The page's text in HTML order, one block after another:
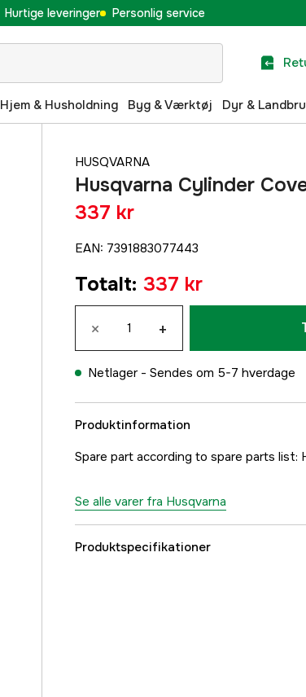
Hurtige leveringer Personlig service
Hjem & Husholdning Byg & Værktøj Dyr &
HUSQVARNA
Husqvarna Cylinder
337 kr
EAN: 7391883077443
Totalt: 337 kr
× +
Netlager - Sendes om 5-7 hverdage
Produktinformation
Spare part according to spare parts list:
Se alle varer fra Husqvarna
Produktspecifikationer